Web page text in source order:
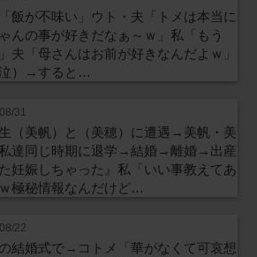
飯が不味い」ウト・夫「トメは本当に
んの事が好きだなぁ～ｗ」私「もう
夫「母さんはお前が好きなんだよｗ」
）→すると…
31
（美帆）と（美穂）に遭遇→美帆・美
達同じ時期に退学→結婚→離婚→出産
妊娠しちゃった』私「いい事教えてあ
極秘情報なんだけど…
22
結婚式で→コトメ「華がなくて可哀想